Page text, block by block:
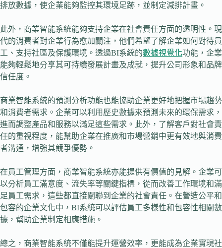
排放數據，使企業能夠監控其環境足跡，並制定減排計畫。
此外，商業智能系統能夠支持企業在社會責任方面的透明性。現
代的消費者對企業行為愈加關注，他們希望了解企業如何對待員
工、支持社區及保護環境。透過BI系統的數據視覺化功能，企業
能夠輕鬆地分享其可持續發展計畫及成就，提升公司形象和品牌
信任度。
商業智能系統的預測分析功能也能協助企業更好地把握市場趨勢
和消費者需求。企業可以利用歷史數據來預測未來的環保需求，
進而調整產品和服務以滿足這些需求。此外，了解客戶對社會責
任的重視程度，能幫助企業在推廣和市場營銷中更有效地與消費
者溝通，增強其競爭優勢。
在員工管理方面，商業智能系統亦能提供有價值的見解。企業可
以分析員工滿意度、流失率等關鍵指標，從而改善工作環境和滿
足員工需求，這些都直接關聯到企業的社會責任。在營造公平和
包容的企業文化中，BI系統可以評估員工多樣性和包容性相關數
據，幫助企業制定相應措施。
總之，商業智能系統不僅能提升運營效率，更能成為企業實現社